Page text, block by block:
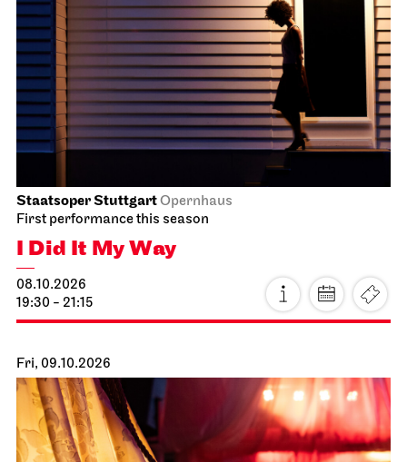
Staatsoper StuttgartOpernhaus
First performance this season
I Did It My Way
08.10.2026
19:30 - 21:15
Fri, 09.10.2026